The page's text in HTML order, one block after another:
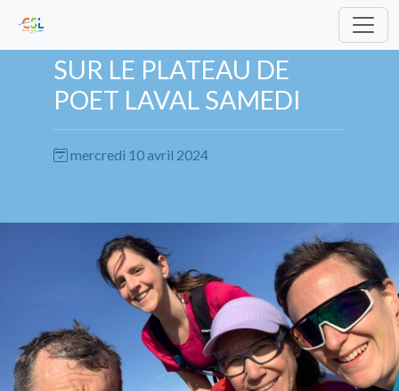
SUR LE PLATEAU DE
POET LAVAL SAMEDI
mercredi 10 avril 2024